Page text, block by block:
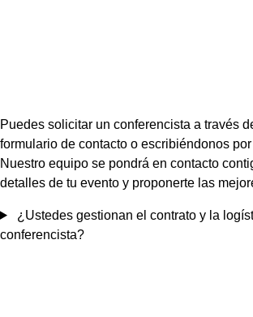
Puedes solicitar un conferencista a través
formulario de contacto o escribiéndonos
Nuestro equipo se pondrá en contacto
detalles de tu evento y proponerte las
¿Ustedes gestionan el contrato y la
conferencista?